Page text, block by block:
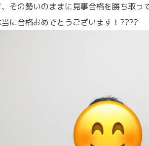
、その勢いのままに見事合格を勝ち取っ
に合格おめでとうございます！????